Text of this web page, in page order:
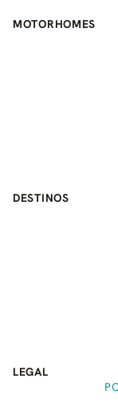
MOTORHOMES
DESTINOS
LEGAL